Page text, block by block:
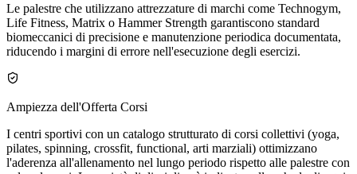
Le palestre che utilizzano attrezzature di marchi come Technogym,
Life Fitness, Matrix o Hammer Strength garantiscono standard
biomeccanici di precisione e manutenzione periodica documentata,
riducendo i margini di errore nell'esecuzione degli esercizi.
Ampiezza dell'Offerta Corsi
I centri sportivi con un catalogo strutturato di corsi collettivi (yoga,
pilates, spinning, crossfit, functional, arti marziali) ottimizzano
l'aderenza all'allenamento nel lungo periodo rispetto alle palestre con